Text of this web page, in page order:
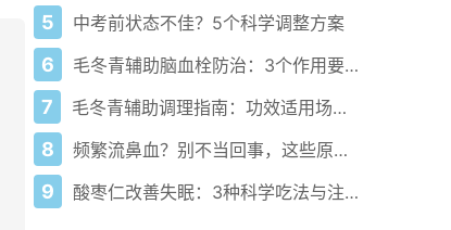
5 中考前状态不佳？5个科学调整方案
6 毛冬青辅助脑血栓防治：3个作用要清楚，别乱用药
7 毛冬青辅助调理指南：功效适用场景与禁忌需牢记
8 频繁流鼻血？别不当回事，这些原因要警惕
9 酸枣仁改善失眠：3种科学吃法与注意事项